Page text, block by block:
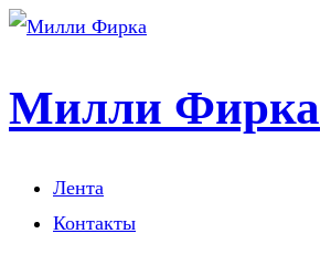
Милли Фирка
Лента
Контакты